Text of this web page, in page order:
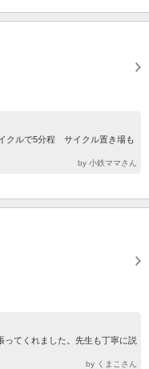
クルで5分程 サイクル置き場も
by 小鉄ママさん
てくれました。先生も丁寧に説
by くまこさん